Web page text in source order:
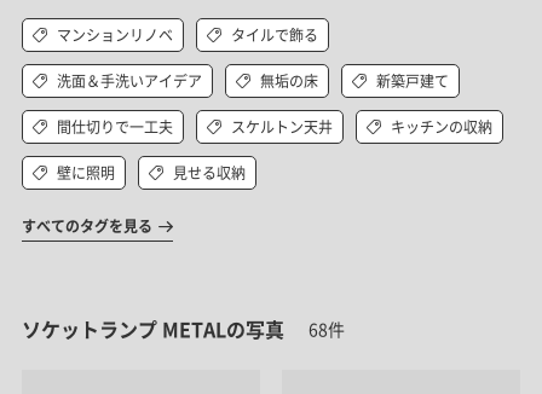
マンションリノベ タイルで飾る
洗面＆手洗いアイデア 無垢の床 新築戸建て
間仕切りで一工夫 スケルトン天井 キッチンの収納
壁に照明 見せる収納
すべてのタグを見る
ソケットランプ METALの写真 68件